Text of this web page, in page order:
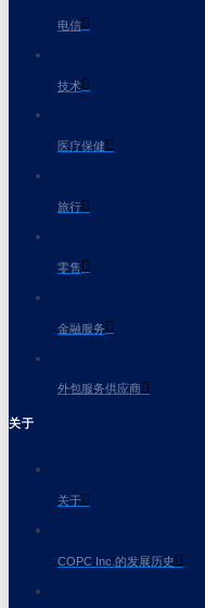
电信
技术
医疗保健
旅行
零售
金融服务
外包服务供应商
关于
关于
COPC Inc.的发展历史